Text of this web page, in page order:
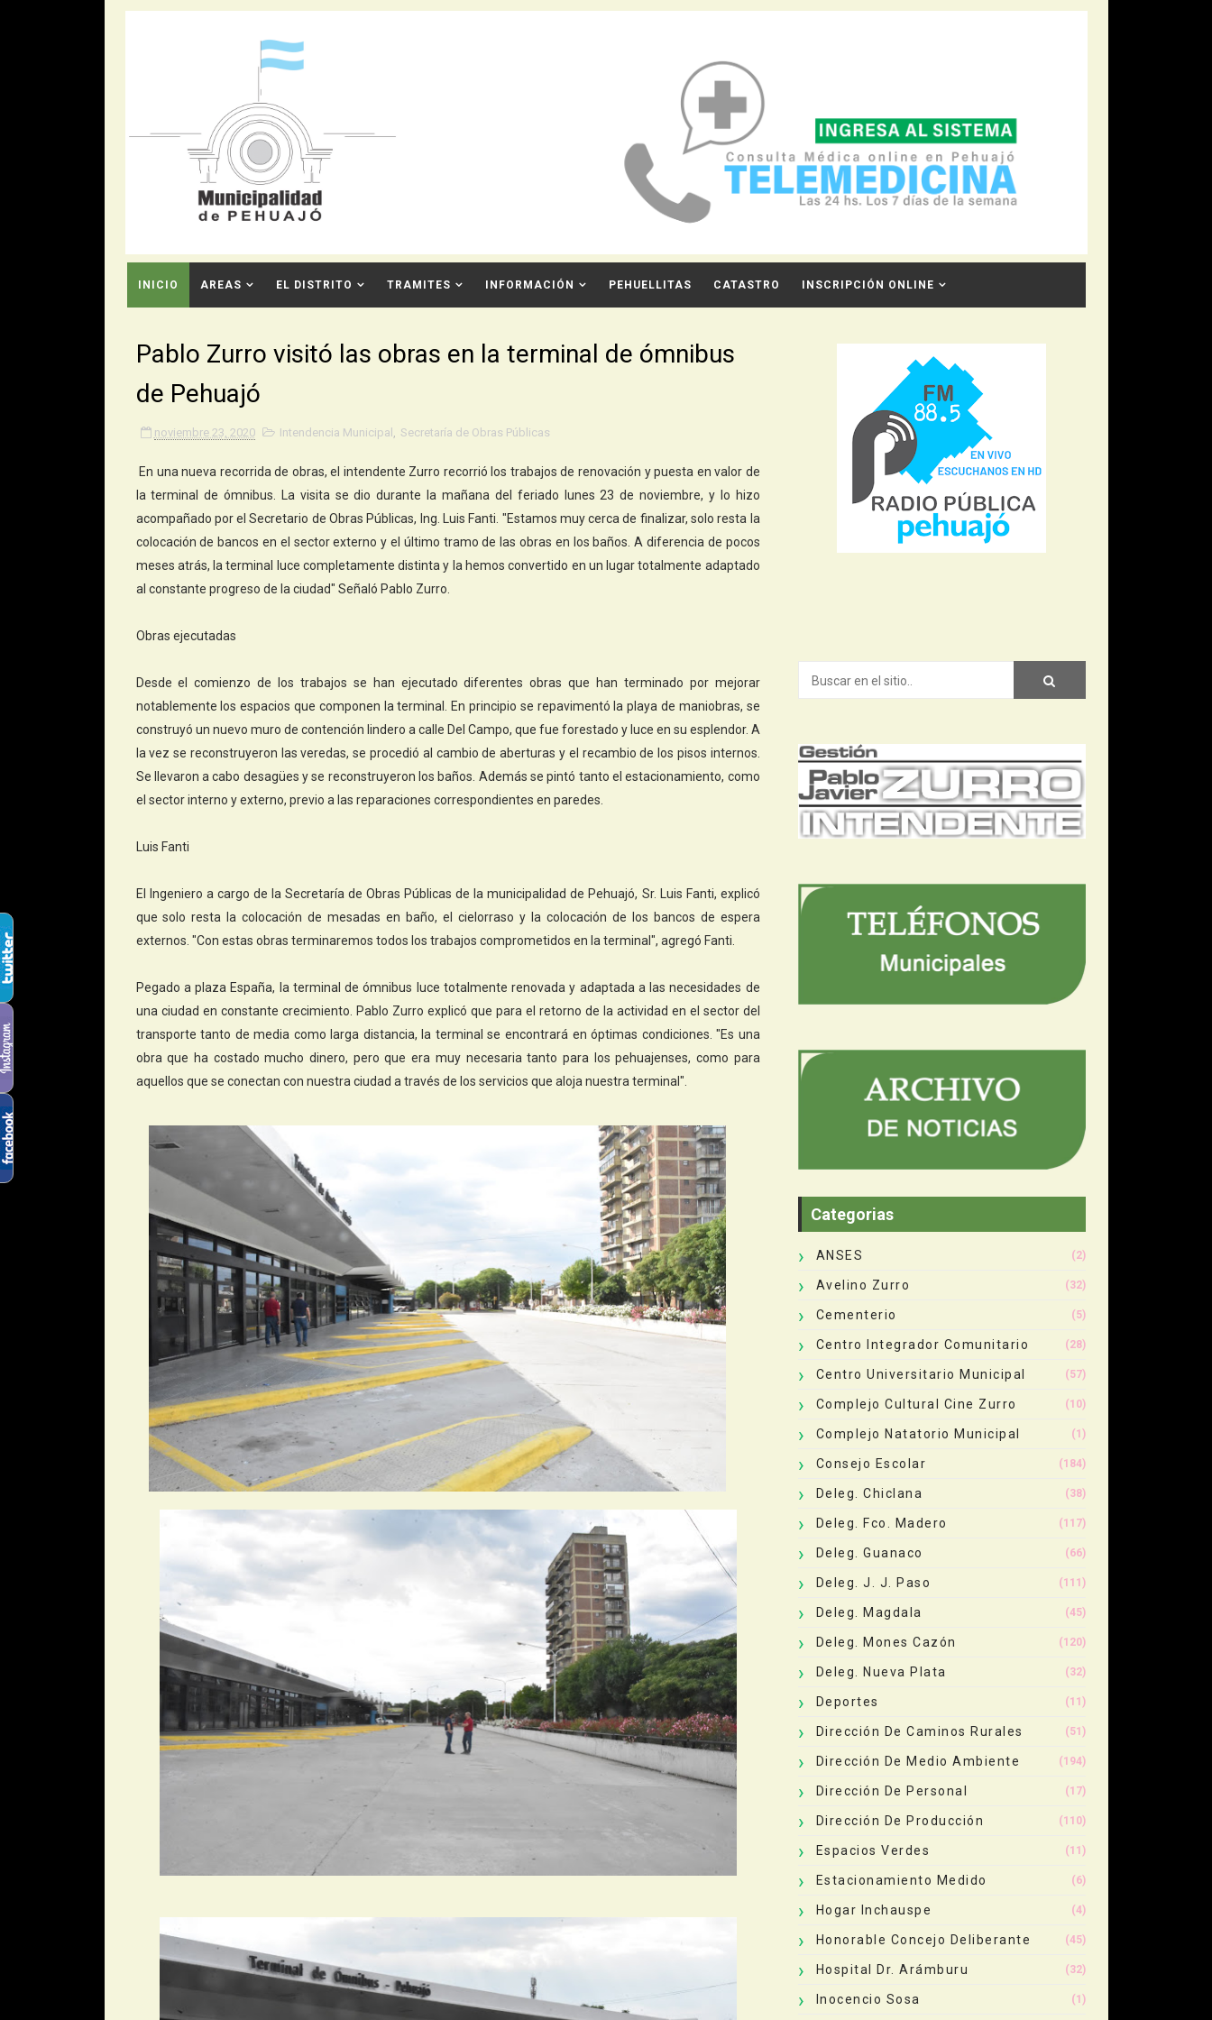
INICIO AREAS EL DISTRITO TRAMITES INFORMACIÓN PEHUELLITAS CATASTRO INSCRIPCIÓN ONLINE
Pablo Zurro visitó las obras en la terminal de ómnibus
de Pehuajó
noviembre 23, 2020 Intendencia Municipal , Secretaría de Obras Públicas
En una nueva recorrida de obras, el intendente Zurro recorrió los trabajos de renovación y puesta en valor de
la terminal de ómnibus. La visita se dio durante la mañana del feriado lunes 23 de noviembre, y lo hizo
acompañado por el Secretario de Obras Públicas, Ing. Luis Fanti. "Estamos muy cerca de finalizar, solo resta la
colocación de bancos en el sector externo y el último tramo de las obras en los baños. A diferencia de pocos
meses atrás, la terminal luce completamente distinta y la hemos convertido en un lugar totalmente adaptado
al constante progreso de la ciudad" Señaló Pablo Zurro.
Obras ejecutadas
Desde el comienzo de los trabajos se han ejecutado diferentes obras que han terminado por mejorar
notablemente los espacios que componen la terminal. En principio se repavimentó la playa de maniobras, se
construyó un nuevo muro de contención lindero a calle Del Campo, que fue forestado y luce en su esplendor. A
la vez se reconstruyeron las veredas, se procedió al cambio de aberturas y el recambio de los pisos internos.
Se llevaron a cabo desagües y se reconstruyeron los baños. Además se pintó tanto el estacionamiento, como
el sector interno y externo, previo a las reparaciones correspondientes en paredes.
Luis Fanti
El Ingeniero a cargo de la Secretaría de Obras Públicas de la municipalidad de Pehuajó, Sr. Luis Fanti, explicó
que solo resta la colocación de mesadas en baño, el cielorraso y la colocación de los bancos de espera
externos. "Con estas obras terminaremos todos los trabajos comprometidos en la terminal", agregó Fanti.
Pegado a plaza España, la terminal de ómnibus luce totalmente renovada y adaptada a las necesidades de
una ciudad en constante crecimiento. Pablo Zurro explicó que para el retorno de la actividad en el sector del
transporte tanto de media como larga distancia, la terminal se encontrará en óptimas condiciones. "Es una
obra que ha costado mucho dinero, pero que era muy necesaria tanto para los pehuajenses, como para
aquellos que se conectan con nuestra ciudad a través de los servicios que aloja nuestra terminal".
Categorias
ANSES (2)
Avelino Zurro (32)
Cementerio (5)
Centro Integrador Comunitario (28)
Centro Universitario Municipal (57)
Complejo Cultural Cine Zurro (10)
Complejo Natatorio Municipal (1)
Consejo Escolar (184)
Deleg. Chiclana (38)
Deleg. Fco. Madero (117)
Deleg. Guanaco (66)
Deleg. J. J. Paso (111)
Deleg. Magdala (45)
Deleg. Mones Cazón (120)
Deleg. Nueva Plata (32)
Deportes (11)
Dirección De Caminos Rurales (51)
Dirección De Medio Ambiente (194)
Dirección De Personal (17)
Dirección De Producción (110)
Espacios Verdes (11)
Estacionamiento Medido (6)
Hogar Inchauspe (4)
Honorable Concejo Deliberante (45)
Hospital Dr. Arámburu (32)
Inocencio Sosa (1)